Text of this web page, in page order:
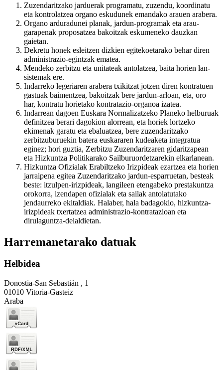
Zuzendaritzako jarduerak programatu, zuzendu, koordinatu
eta kontrolatzea organo eskudunek emandako arauen arabera.
Organo arduradunei planak, jardun-programak eta arau-
garapenak proposatzea bakoitzak eskumeneko dauzkan
gaietan.
Dekretu honek esleitzen dizkien egitekoetarako behar diren
administrazio-egintzak ematea.
Mendeko zerbitzu eta unitateak antolatzea, baita horien lan-
sistemak ere.
Indarreko legeriaren arabera txikitzat jotzen diren kontratuen
gastuak baimentzea, bakoitzak bere jardun-arloan, eta, oro
har, kontratu horietako kontratazio-organoa izatea.
Indarrean dagoen Euskara Normalizatzeko Planeko helburuak
definitzea berari dagokion alorrean, eta horiek lortzeko
ekimenak garatu eta ebaluatzea, bere zuzendaritzako
zerbitzuburuekin batera euskararen kudeaketa integratua
eginez; hori guztia, Zerbitzu Zuzendaritzaren gidaritzapean
eta Hizkuntza Politikarako Sailburuordetzarekin elkarlanean.
Hizkuntza Ofizialak Erabiltzeko Irizpideak ezartzea eta horien
jarraipena egitea Zuzendaritzako jardun-esparruetan, besteak
beste: itzulpen-irizpideak, langileen etengabeko prestakuntza
orokorra, izendapen ofizialak eta sailak antolatutako
jendaurreko ekitaldiak. Halaber, hala badagokio, hizkuntza-
irizpideak txertatzea administrazio-kontratazioan eta
dirulaguntza-deialdietan.
Harremanetarako datuak
Helbidea
Donostia-San Sebastián , 1
01010 Vitoria-Gasteiz
Araba